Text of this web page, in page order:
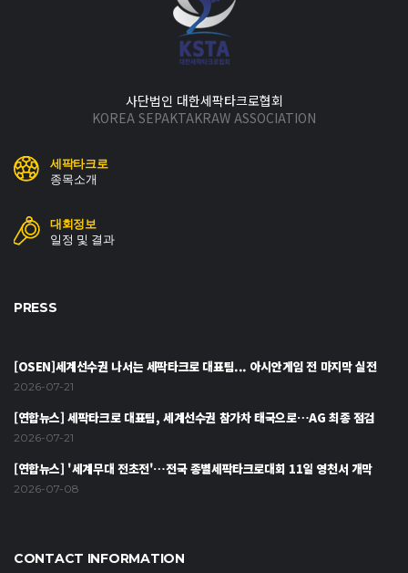
사단법인 대한세팍타크로협회
KOREA SEPAKTAKRAW ASSOCIATION
세팍타크로
종목소개
대회정보
일정 및 결과
PRESS
[OSEN]세계선수권 나서는 세팍타크로 대표팀... 아시안게임 전 마지막 실전
2026-07-21
[연합뉴스] 세팍타크로 대표팀, 세계선수권 참가차 태국으로…AG 최종 점검
2026-07-21
[연합뉴스] '세계무대 전초전'…전국 종별세팍타크로대회 11일 영천서 개막
2026-07-08
CONTACT INFORMATION